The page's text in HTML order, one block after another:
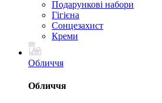
Подарункові набори
Гігієна
Сонцезахист
Креми
Обличчя
Обличчя